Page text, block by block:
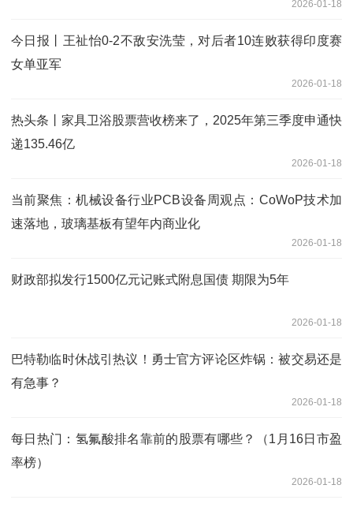
2026-01-18
今日报丨王祉怡0-2不敌安洗莹，对后者10连败获得印度赛
女单亚军
2026-01-18
热头条丨家具卫浴股票营收榜来了，2025年第三季度申通快
递135.46亿
2026-01-18
当前聚焦：机械设备行业PCB设备周观点：CoWoP技术加
速落地，玻璃基板有望年内商业化
2026-01-18
财政部拟发行1500亿元记账式附息国债 期限为5年
2026-01-18
巴特勒临时休战引热议！勇士官方评论区炸锅：被交易还是
有急事？
2026-01-18
每日热门：氢氟酸排名靠前的股票有哪些？（1月16日市盈
率榜）
2026-01-18